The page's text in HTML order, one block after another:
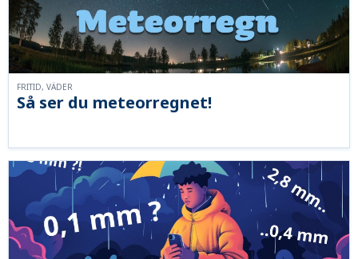
Så ser du meteorregnet!
FRITID, VÄDER